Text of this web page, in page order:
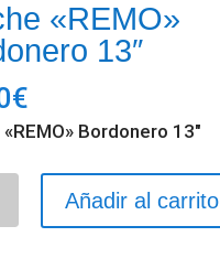
«REMO»
13″
€
Bordonero 13″
Añadir al carrito